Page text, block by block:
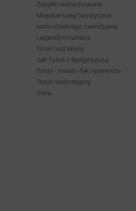
Zabytki niezachowane
Miejskie trasy turystyczne
samodzielnego zwiedzania
Legendy toruńskie
Toruń nad Wisłą
Jak Toruń z Bydgoszczą
Toruń - miasto NAJ-pierwsze
Toruń niedostępny
Varia